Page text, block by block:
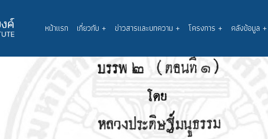
Main
navigation
หน้าแรก เกี่ยวกับ + ข่าวสารและบทความ + โครงการ + คลังข้อมูล +